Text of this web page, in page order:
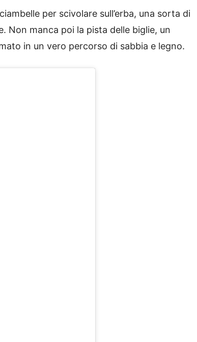
per scivolare sull’erba, una sorta di
Non manca poi la pista delle biglie, un
in un vero percorso di sabbia e legno.